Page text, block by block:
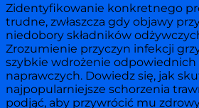
Zidentyfikowanie konkretnego
trudne, zwłaszcza gdy objawy
niedobory składników
Zrozumienie przyczyn infekcji
szybkie wdrożenie odpowiednich
naprawczych. Dowiedz się, jak
najpopularniejsze schorzenia
podjąć, aby przywrócić mu